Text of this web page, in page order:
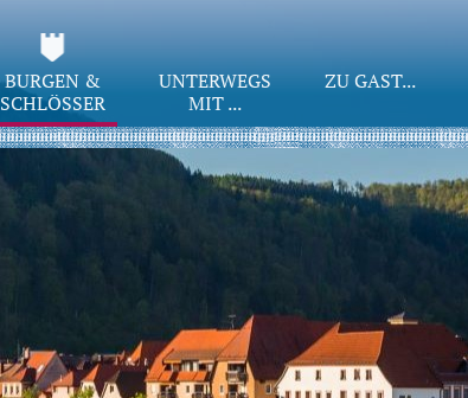
BURGEN &
SCHLÖSSER
UNTERWEGS
MIT ...
ZU GAST...